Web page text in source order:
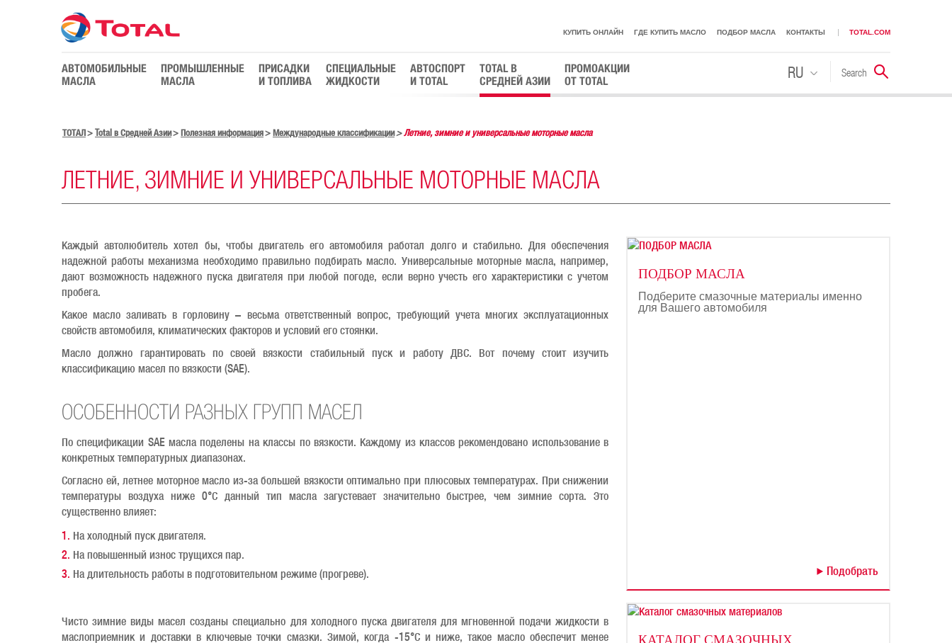
КУПИТЬ ОНЛАЙН ГДЕ КУПИТЬ МАСЛО ПОДБОР МАСЛА КОНТАКТЫ TOTAL.COM
АВТОМОБИЛЬНЫЕ
МАСЛА
ПРОМЫШЛЕННЫЕ
МАСЛА
ПРИСАДКИ
И ТОПЛИВА
СПЕЦИАЛЬНЫЕ
ЖИДКОСТИ
АВТОСПОРТ
И TOTAL
TOTAL В
СРЕДНЕЙ АЗИИ
ПРОМОАКЦИИ
ОТ TOTAL
RU
KK
Search Поиск
ТОТАЛ Total в Средней Азии Полезная информация Международные классификации Летние, зимние и универсальные моторные масла
ЛЕТНИЕ, ЗИМНИЕ И УНИВЕРСАЛЬНЫЕ МОТОРНЫЕ МАСЛА
Каждый автолюбитель хотел бы, чтобы двигатель его автомобиля работал долго и стабильно. Для обеспечения
надежной работы механизма необходимо правильно подбирать масло. Универсальные моторные масла, например,
дают возможность надежного пуска двигателя при любой погоде, если верно учесть его характеристики с учетом
пробега.
Какое масло заливать в горловину – весьма ответственный вопрос, требующий учета многих эксплуатационных
свойств автомобиля, климатических факторов и условий его стоянки.
Масло должно гарантировать по своей вязкости стабильный пуск и работу ДВС. Вот почему стоит изучить
классификацию масел по вязкости (SAE).
ОСОБЕННОСТИ РАЗНЫХ ГРУПП МАСЕЛ
По спецификации SAE масла поделены на классы по вязкости. Каждому из классов рекомендовано использование в
конкретных температурных диапазонах.
Согласно ей, летнее моторное масло из-за большей вязкости оптимально при плюсовых температурах. При снижении
температуры воздуха ниже 0°С данный тип масла загустевает значительно быстрее, чем зимние сорта. Это
существенно влияет:
На холодный пуск двигателя.
На повышенный износ трущихся пар.
На длительность работы в подготовительном режиме (прогреве).
Чисто зимние виды масел созданы специально для холодного пуска двигателя для мгновенной подачи жидкости в
маслоприемник и доставки в ключевые точки смазки. Зимой, когда -15°С и ниже, такое масло обеспечит менее
ПОДБОР МАСЛА
Подберите смазочные материалы именно
для Вашего автомобиля
Подобрать